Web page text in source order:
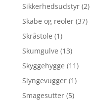
Sikkerhedsudstyr (2)
Skabe og reoler (37)
Skråstole (1)
Skumgulve (13)
Skyggehygge (11)
Slyngevugger (1)
Smagesutter (5)